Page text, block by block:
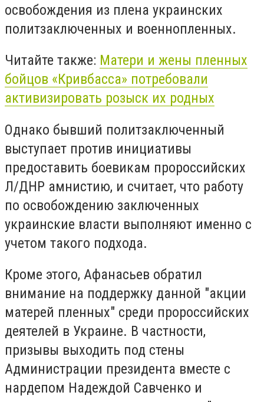
освобождения из плена украинских
политзаключенных и военнопленных.
Читайте также: Матери и жены пленных
бойцов «Кривбасса» потребовали
активизировать розыск их родных
Однако бывший политзаключенный
выступает против инициативы
предоставить боевикам пророссийских
Л/ДНР амнистию, и считает, что работу
по освобождению заключенных
украинские власти выполняют именно с
учетом такого подхода.
Кроме этого, Афанасьев обратил
внимание на поддержку данной "акции
матерей пленных" среди пророссийских
деятелей в Украине. В частности,
призывы выходить под стены
Администрации президента вместе с
нардепом Надеждой Савченко и